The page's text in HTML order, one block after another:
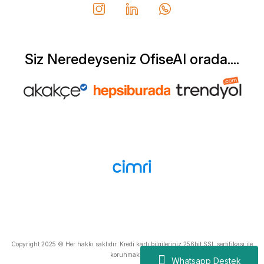
Whatsapp Destek
Siz Neredeyseniz OfiseAl orada....
Copyright 2025 © Her hakkı saklıdır. Kredi kartı bilgileriniz 256bit SSL sertifikası ile
korunmaktadır.